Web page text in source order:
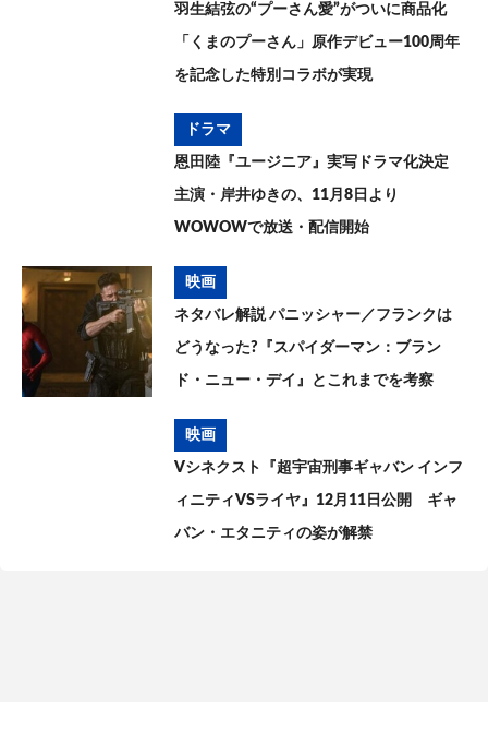
羽生結弦の“プーさん愛”がついに商品化
「くまのプーさん」原作デビュー100周年
を記念した特別コラボが実現
ドラマ
恩田陸『ユージニア』実写ドラマ化決定
主演・岸井ゆきの、11月8日より
WOWOWで放送・配信開始
映画
ネタバレ解説 パニッシャー／フランクは
どうなった?『スパイダーマン：ブラン
ド・ニュー・デイ』とこれまでを考察
映画
Vシネクスト『超宇宙刑事ギャバン インフ
ィニティVSライヤ』12月11日公開 ギャ
バン・エタニティの姿が解禁